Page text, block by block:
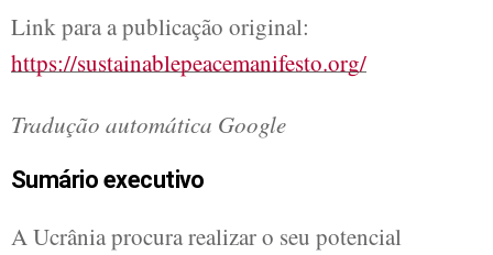
Link para a publicação original:
https://sustainablepeacemanifesto.org/
Tradução automática Google
Sumário executivo
A Ucrânia procura realizar o seu potencial